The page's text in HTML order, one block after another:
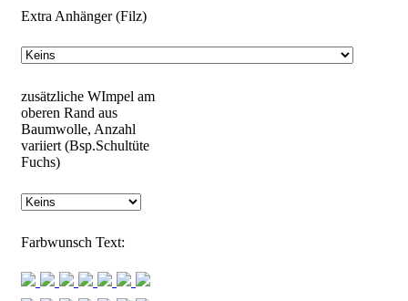
Extra Anhänger (Filz)
zusätzliche WImpel am
oberen Rand aus
Baumwolle, Anzahl
variiert (Bsp.Schultüte
Fuchs)
Farbwunsch Text: